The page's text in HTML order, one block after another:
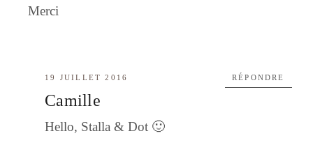
Merci
19 JUILLET 2016
Camille
Hello, Stalla & Dot 🙂
RÉPONDRE